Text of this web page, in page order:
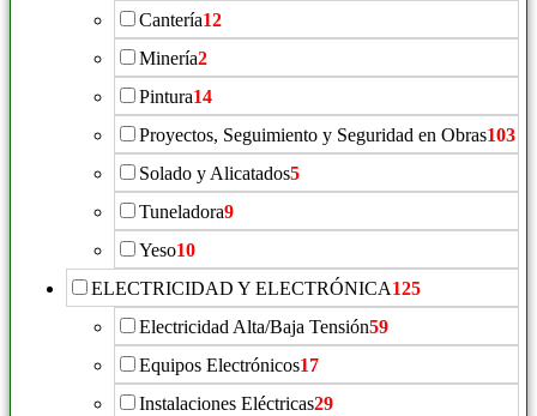
Cantería12
Minería2
Pintura14
Proyectos, Seguimiento y Seguridad en Obras103
Solado y Alicatados5
Tuneladora9
Yeso10
ELECTRICIDAD Y ELECTRÓNICA125
Electricidad Alta/Baja Tensión59
Equipos Electrónicos17
Instalaciones Eléctricas29